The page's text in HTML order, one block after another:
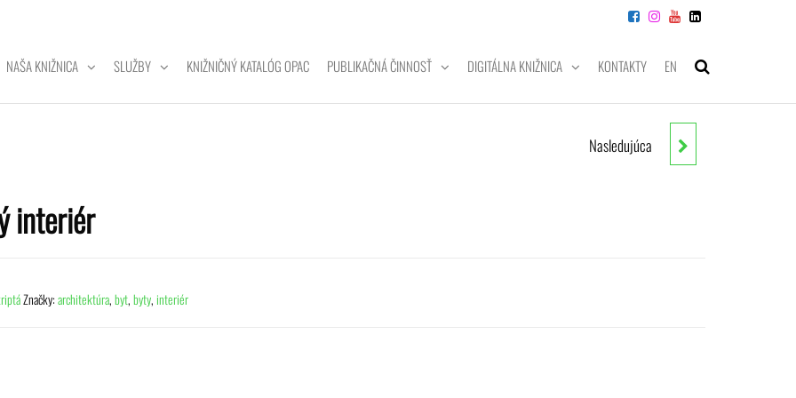
NAŠA KNIŽNICA SLUŽBY KNIŽNIČNÝ KATALÓG OPAC PUBLIKAČNÁ ČINNOSŤ DIGITÁLNA KNIŽNICA KONTAKTY EN
PROGRAMOVANIE: NÁVODY NA
Nasledujúca
interiér
Značky:architektúra,byt,byty, interiér